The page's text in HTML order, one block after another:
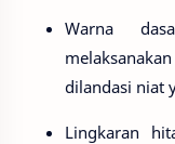
Warna
dilandasi niat
Lingkaran